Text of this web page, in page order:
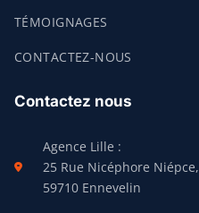
TÉMOIGNAGES
CONTACTEZ-NOUS
Contactez nous
Agence Lille :
25 Rue Nicéphore Niépce,
59710 Ennevelin